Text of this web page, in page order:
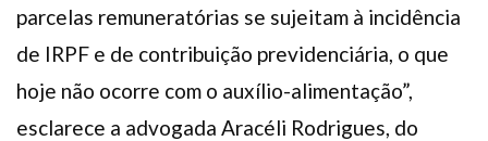
parcelas remuneratórias se sujeitam à incidência
de IRPF e de contribuição previdenciária, o que
hoje não ocorre com o auxílio-alimentação”,
esclarece a advogada Aracéli Rodrigues, do